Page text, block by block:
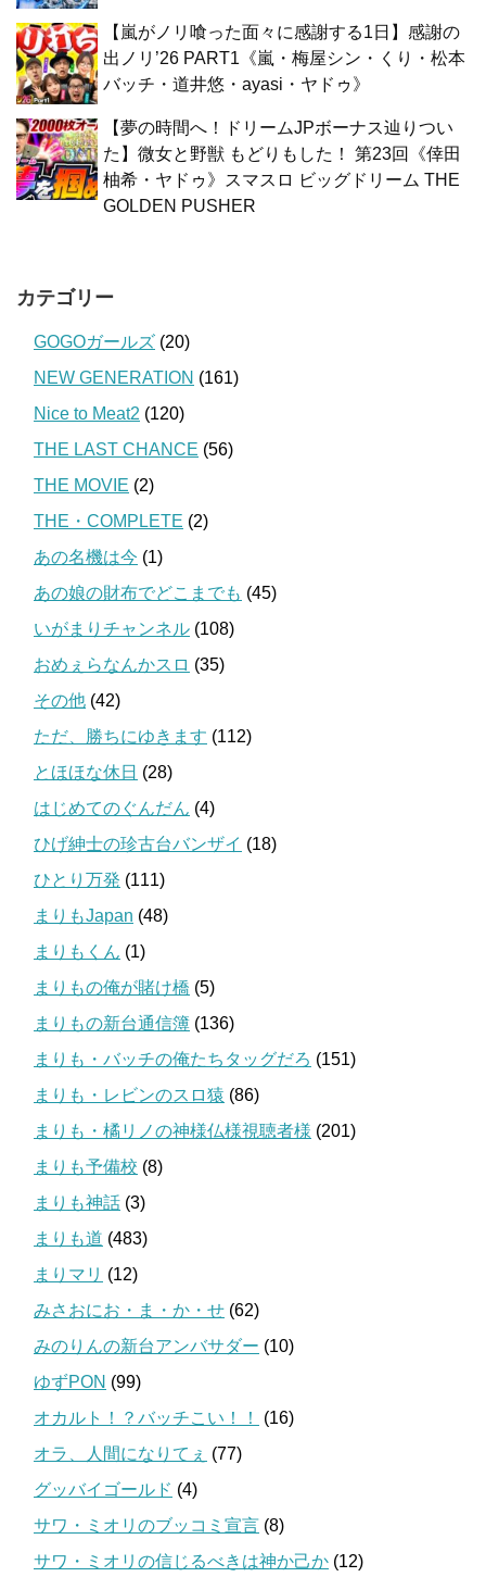
【嵐がノリ喰った面々に感謝する1日】感謝の
出ノリ’26 PART1《嵐・梅屋シン・くり・松本
バッチ・道井悠・ayasi・ヤドゥ》
【夢の時間へ！ドリームJPボーナス辿りつい
た】微女と野獣 もどりもした！ 第23回《倖田
柚希・ヤドゥ》スマスロ ビッグドリーム THE
GOLDEN PUSHER
カテゴリー
GOGOガールズ (20)
NEW GENERATION (161)
Nice to Meat2 (120)
THE LAST CHANCE (56)
THE MOVIE (2)
THE・COMPLETE (2)
あの名機は今 (1)
あの娘の財布でどこまでも (45)
いがまりチャンネル (108)
おめぇらなんかスロ (35)
その他 (42)
ただ、勝ちにゆきます (112)
とほほな休日 (28)
はじめてのぐんだん (4)
ひげ紳士の珍古台バンザイ (18)
ひとり万発 (111)
まりもJapan (48)
まりもくん (1)
まりもの俺が賭け橋 (5)
まりもの新台通信簿 (136)
まりも・バッチの俺たちタッグだろ (151)
まりも・レビンのスロ猿 (86)
まりも・橘リノの神様仏様視聴者様 (201)
まりも予備校 (8)
まりも神話 (3)
まりも道 (483)
まりマリ (12)
みさおにお・ま・か・せ (62)
みのりんの新台アンバサダー (10)
ゆずPON (99)
オカルト！？バッチこい！！
(16)
オラ、人間になりてぇ (77)
グッバイゴールド (4)
サワ・ミオリのブッコミ宣言 (8)
サワ・ミオリの信じるべきは神か己か (12)